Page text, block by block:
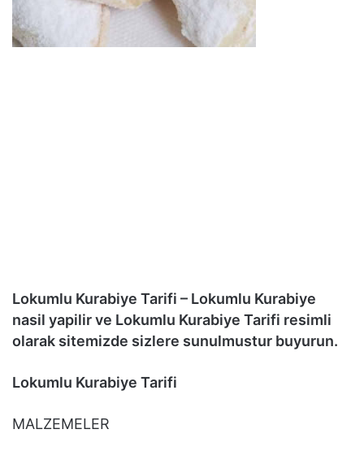
Lokumlu Kurabiye Tarifi – Lokumlu Kurabiye
nasil yapilir ve Lokumlu Kurabiye Tarifi resimli
olarak sitemizde sizlere sunulmustur buyurun.
Lokumlu Kurabiye Tarifi
MALZEMELER